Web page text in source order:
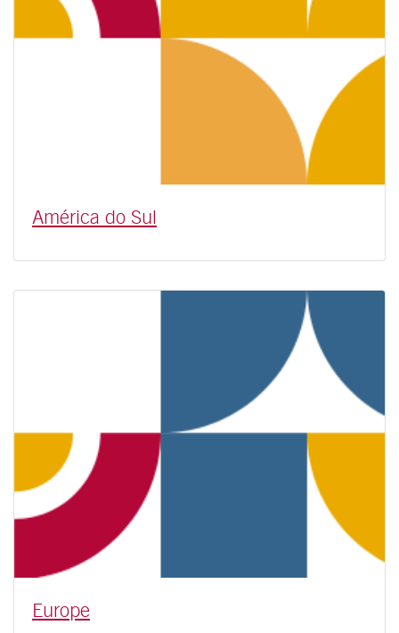
América do Sul
Europe